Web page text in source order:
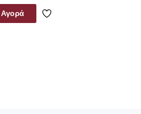
Αγορά